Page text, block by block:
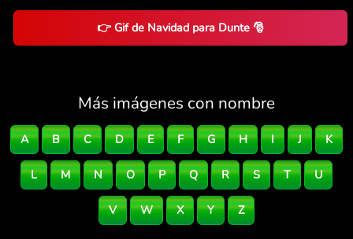
👉 Gif de Navidad para Dunte 🎅
Más imágenes con nombre
A B C D E F G H I J K
L M N O P Q R S T U
V W X Y Z